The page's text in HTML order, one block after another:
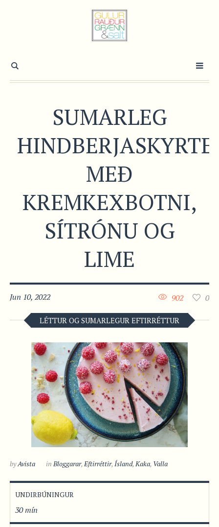
SUMARLEG
MEÐ
KREMKEXBOTNI,
SÍTRÓNU OG
LIME
Jun 10, 2022 0
902
LÉTTUR OG SUMARLEGUR EFTIRRÉTTUR
byAvista in Bloggarar, Eftirréttir, Ísland, Kaka, Valla
UNDIRBÚNINGUR
30 mín